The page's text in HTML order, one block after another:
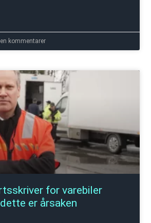
kommentarer
for varebiler
er årsaken